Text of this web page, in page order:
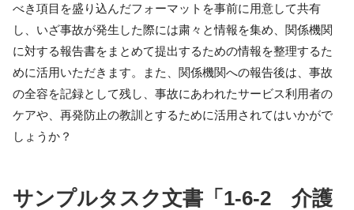
べき項目を盛り込んだフォーマットを事前に用意して共有
し、いざ事故が発生した際には粛々と情報を集め、関係機関
に対する報告書をまとめて提出するための情報を整理するた
めに活用いただきます。また、関係機関への報告後は、事故
の全容を記録として残し、事故にあわれたサービス利用者の
ケアや、再発防止の教訓とするために活用されてはいかがで
しょうか？
サンプルタスク文書「1-6-2 介護